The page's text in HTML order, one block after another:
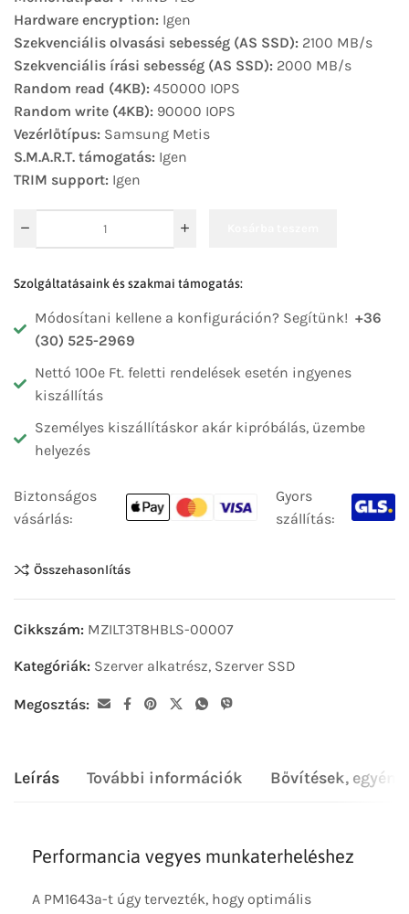
Hardware encryption: Igen
Szekvenciális olvasási sebesség (AS SSD): 2100 MB/s
Szekvenciális írási sebesség (AS SSD): 2000 MB/s
Random read (4KB): 450000 IOPS
Random write (4KB): 90000 IOPS
Vezérlőtípus: Samsung Metis
S.M.A.R.T. támogatás: Igen
TRIM support: Igen
Szolgáltatásaink és szakmai támogatás:
Módosítani kellene a konfiguráción? Segítünk! +36
(30) 525-2969
Nettó 100e Ft. feletti rendelések esetén ingyenes
kiszállítás
Személyes kiszállításkor akár kipróbálás, üzembe
helyezés
Biztonságos
vásárlás:
Gyors
szállítás:
Összehasonlítás
Cikkszám: MZILT3T8HBLS-00007
Kategóriák: Szerver alkatrész, Szerver SSD
Megosztás:
Leírás További információk Bővítések,
Performancia vegyes munkaterheléshez
A PM1643a-t úgy tervezték, hogy optimális